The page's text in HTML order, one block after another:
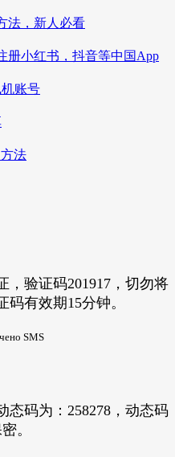
法，新人必看
册小红书，抖音等中国App
账号
法
，验证码201917，切勿将
有效期15分钟。
SMS
态码为：258278，动态码
。